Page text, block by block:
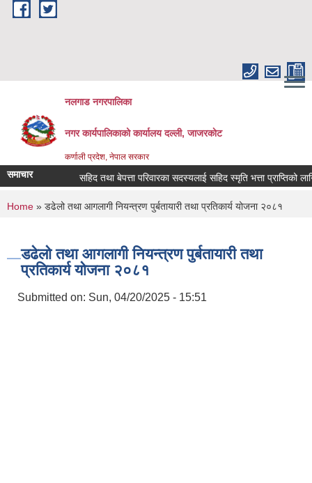
Skip to main content
नलगाड नगरपालिका
नगर कार्यपालिकाको कार्यालय दल्ली, जाजरकाेट
कर्णाली प्रदेश, नेपाल सरकार
समाचार सहिद तथा बेपत्ता परिवारका सदस्यलाई सहिद स्मृति भत्ता प्राप्तिको लागि
You are here
Home » डढेलो तथा आगलागी नियन्त्रण पुर्बतायारी तथा प्रतिकार्य योजना २०८१
डढेलो तथा आगलागी नियन्त्रण पुर्बतायारी तथा
प्रतिकार्य योजना २०८१
Submitted on: Sun, 04/20/2025 - 15:51